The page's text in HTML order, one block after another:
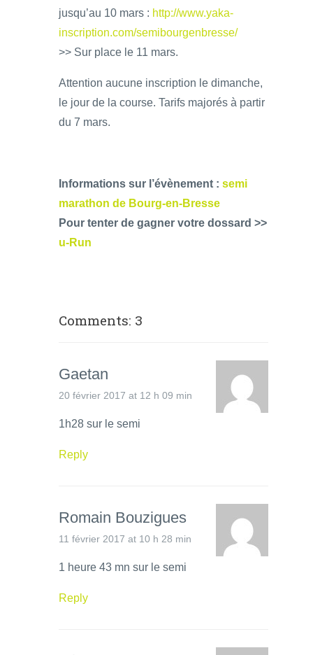
jusqu’au 10 mars : http://www.yaka-
inscription.com/semibourgenbresse/
>> Sur place le 11 mars.
Attention aucune inscription le dimanche,
le jour de la course. Tarifs majorés à partir
du 7 mars.
Informations sur l’évènement : semi
marathon de Bourg-en-Bresse
Pour tenter de gagner votre dossard >>
u-Run
Comments: 3
Gaetan
20 février 2017 at 12 h 09 min
1h28 sur le semi
Reply
Romain Bouzigues
11 février 2017 at 10 h 28 min
1 heure 43 mn sur le semi
Reply